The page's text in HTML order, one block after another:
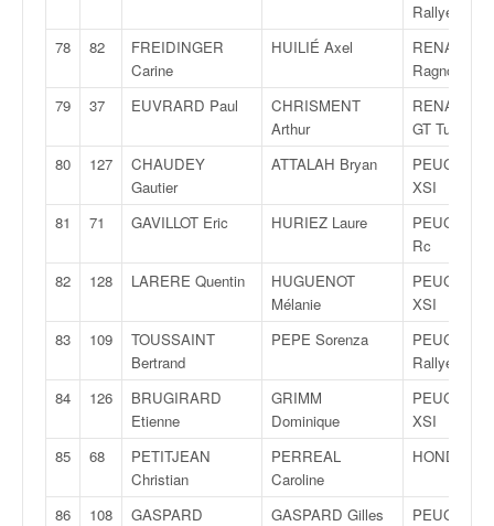
Rallye
78
82
FREIDINGER
Carine
HUILIÉ Axel
RENAULT
Ragnotti
79
37 EUVRARD Paul
CHRISMENT
Arthur
RENAULT 5
GT Turbo
80
127
CHAUDEY
Gautier
ATTALAH Bryan
PEUGEOT
XSI
81
71 GAVILLOT Eric HURIEZ Laure
PEUGEOT
Rc
82
128 LARERE Quentin
HUGUENOT
Mélanie
PEUGEOT
XSI
83
109
TOUSSAINT
Bertrand
PEPE Sorenza
PEUGEOT
Rallye
84
126
BRUGIRARD
Etienne
GRIMM
Dominique
PEUGEOT
XSI
85
68
PETITJEAN
Christian
PERREAL
Caroline
HONDA
86 108
GASPARD
GASPARD Gilles
PEUGEOT